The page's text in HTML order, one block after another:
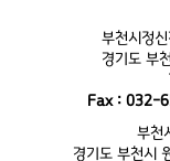
부천시정
경기도 부
Fax : 032-
부천
경기도 부천시